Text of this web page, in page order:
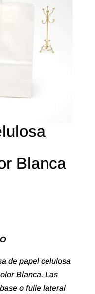
Blanca
de papel celulosa
Blanca. Las
o fulle lateral